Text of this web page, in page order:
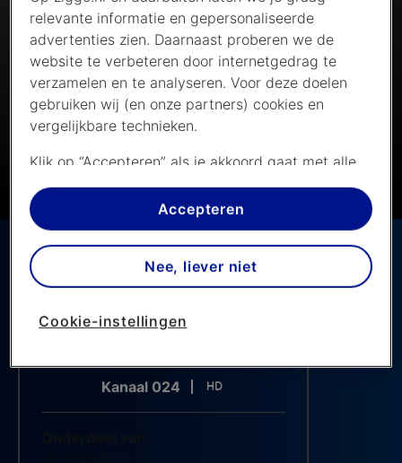
Kanaal 024
relevante informatie en gepersonaliseerde
advertenties zien. Daarnaast proberen we de
website te verbeteren door internetgedrag te
verzamelen en te analyseren. Voor deze doelen
gebruiken wij (en onze partners) cookies en
vergelijkbare technieken.
Klik op “Accepteren” als je akkoord gaat met alle
cookies. Kies je voor “Nee, liever niet”, dan
plaatsen we alleen strikt noodzakelijke cookies om
de website goed te laten werken. Dat betekent
dat we geen vormen van personalisatie
toepassen.
cookies worden geplaatst. Je kan je keuze altijd
privacy beleidlees je meer over hoe we omgaan
met jouw privacy.
Accepteren
Nee, liever niet
Cookie-instellingen